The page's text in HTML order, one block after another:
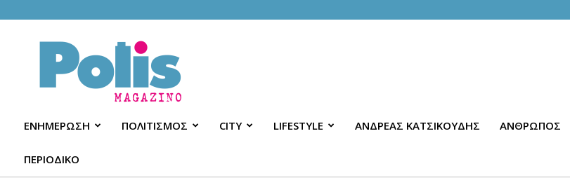
Polis
Magazino
ΕΝΗΜΕΡΩΣΗ ΠΟΛΙΤΙΣΜΟΣ CITY LIFESTYLE ΑΝΔΡΕΑΣ ΚΑΤΣΙΚΟΥΔΗΣ ΑΝΘΡΩΠΟΣ
ΠΕΡΙΟΔΙΚΟ